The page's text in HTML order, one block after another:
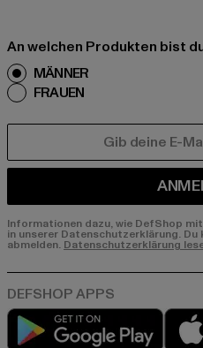
An welchen Produkten bist
MÄNNER
FRAUEN
Informationen dazu, wie DefShop
in unserer Datenschutzerklärung.
abmelden. Datenschutzerklärung
Play